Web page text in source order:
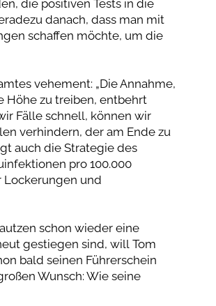
die positiven Tests in die
danach, dass man mit
schaffen möchte, um die
vehement: „Die Annahme,
Höhe zu treiben, entbehrt
Fälle schnell, können wir
verhindern, der am Ende zu
auch die Strategie des
pro 100.000
Lockerungen und
schon wieder eine
gestiegen sind, will Tom
bald seinen Führerschein
Wunsch: Wie seine